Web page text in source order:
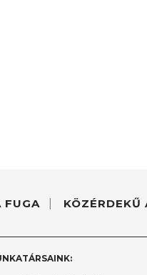
FUGA
KÖZÉRDEKŰ